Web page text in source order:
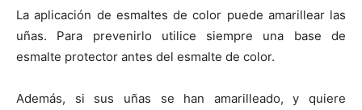
La aplicación de esmaltes de color puede amarillear las
uñas. Para prevenirlo utilice siempre una base de
esmalte protector antes del esmalte de color.
Además, si sus uñas se han amarilleado, y quiere